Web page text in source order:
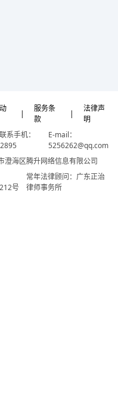
|
服务条
款
|
法律声
明
系手机：
E-mail：
5256262@qq.com
海区腾升网络信息有限公司
号
常年法律顾问：广东正治
律师事务所